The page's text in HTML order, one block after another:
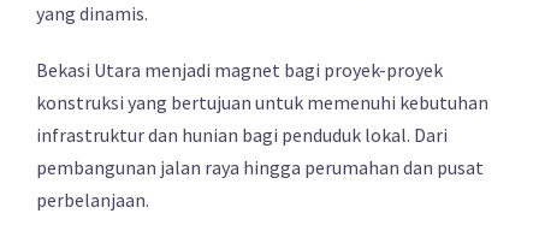
yang dinamis.
Bekasi Utara menjadi magnet bagi proyek-proyek
konstruksi yang bertujuan untuk memenuhi kebutuhan
infrastruktur dan hunian bagi penduduk lokal. Dari
pembangunan jalan raya hingga perumahan dan pusat
perbelanjaan.